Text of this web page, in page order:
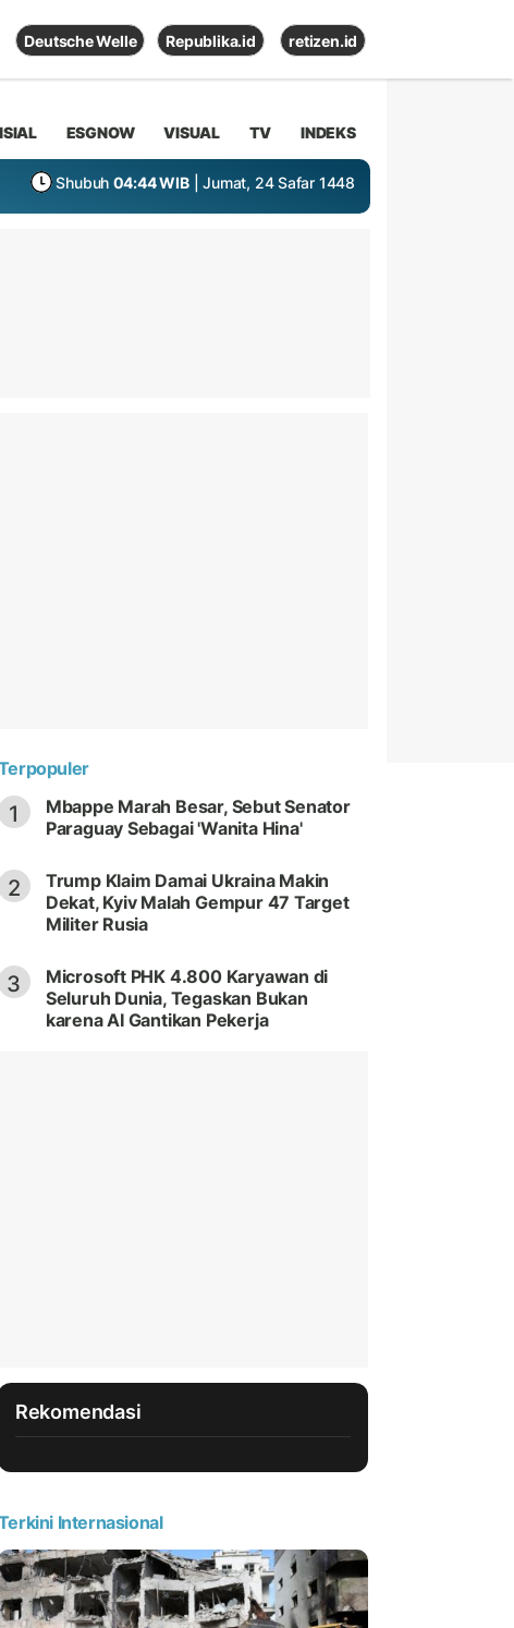
Deutsche Welle Republika.id retizen.id
ESGNOW VISUAL TV INDEKS
Shubuh 04:44 WIB | Jumat, 24 Safar 1448
1
Mbappe Marah Besar, Sebut Senator
Paraguay Sebagai 'Wanita Hina'
2
Trump Klaim Damai Ukraina Makin
Dekat, Kyiv Malah Gempur 47 Target
Militer Rusia
3
Microsoft PHK 4.800 Karyawan di
Seluruh Dunia, Tegaskan Bukan
karena AI Gantikan Pekerja
Rekomendasi
Internasional